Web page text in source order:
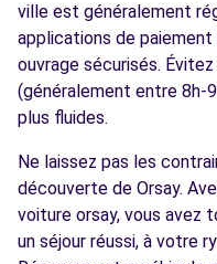
ville est généralement
applications de
ouvrage sécurisés.
(généralement entre 8h-
plus fluides.
Ne laissez pas les
découverte de Orsay.
voiture orsay, vous avez
un séjour réussi, à votre